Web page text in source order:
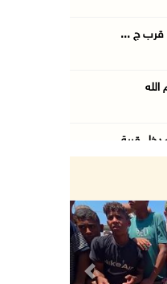
قرب ج ...
قرية ...
خيام ...
Previous